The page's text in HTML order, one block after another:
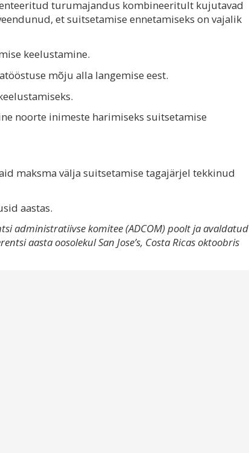
turumajandus kombineeritult kujutavad
et suitsetamise ennetamiseks on vajalik
keelustamine.
mõju alla langemise eest.
noorte inimeste harimiseks suitsetamise
maksma välja suitsetamise tagajärjel tekkinud
aastas.
administratiivse komitee (ADCOM) poolt ja avaldatud
aasta oosolekul San Jose’s, Costa Ricas oktoobris